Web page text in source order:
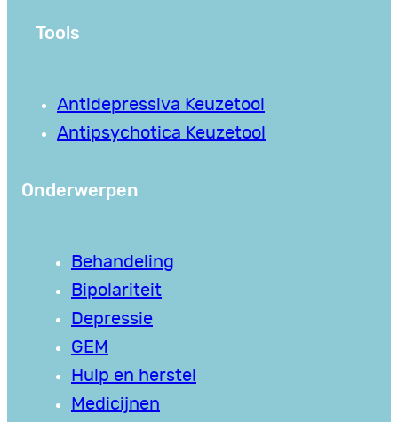
Tools
Antidepressiva Keuzetool
Antipsychotica Keuzetool
Onderwerpen
Behandeling
Bipolariteit
Depressie
GEM
Hulp en herstel
Medicijnen